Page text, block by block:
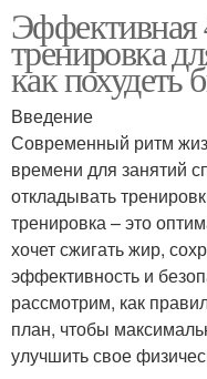
Эффективная
тренировка
как похудеть
Введение
Современный ритм
времени для занятий
откладывать
тренировка – это
хочет сжигать жир,
эффективность и
рассмотрим, как
план, чтобы
улучшить свое